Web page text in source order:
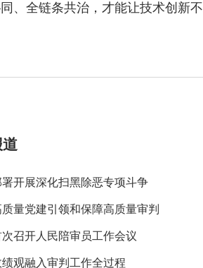
、全链条共治，才能让技术创新
开展深化扫黑除恶专项斗争
量党建引领和保障高质量审判
召开人民陪审员工作会议
观融入审判工作全过程